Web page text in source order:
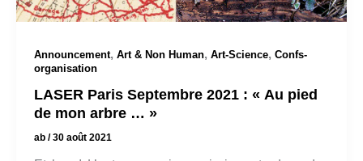
Announcement, Art & Non Human, Art-Science, Confs-
organisation
LASER Paris Septembre 2021 : « Au pied
de mon arbre … »
ab /30 août 2021